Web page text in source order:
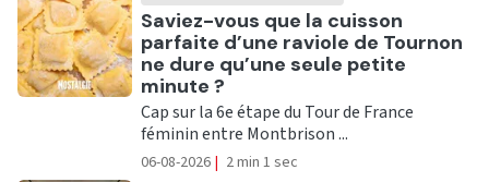
Ecouter
Saviez-vous que la cuisson
parfaite d’une raviole de Tournon
ne dure qu’une seule petite
minute ?
Cap sur la 6e étape du Tour de France
féminin entre Montbrison ...
06-08-2026 | 2 min 1 sec